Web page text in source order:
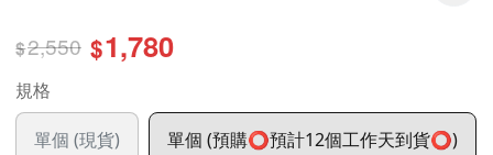
$2,550 $1,780
規格
單個 (現貨) 單個 (預購⭕預計12個工作天到貨⭕)